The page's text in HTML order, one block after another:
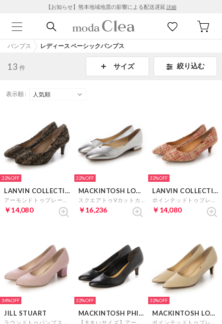
【お知らせ】熊本地域地震の影響による配送遅延 詳細
パンプス レディース ベーシックパンプス
13 件 サイズ 絞り込む
表示順 :
32%
LANVIN COLLECTION
￥14,080
32%
MACKINTOSH LONDON
￥16,236
32%
LANVIN COLLECTION
￥14,080
34%
JILL STUART
32%
MACKINTOSH PHILOSOPHY
32%
MACKINTOSH LONDON